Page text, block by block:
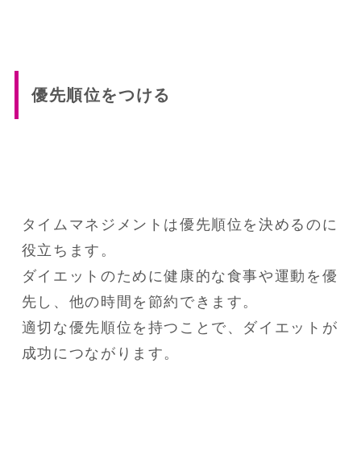
優先順位をつける
タイムマネジメントは優先順位を決めるのに
役立ちます。
ダイエットのために健康的な食事や運動を優
先し、他の時間を節約できます。
適切な優先順位を持つことで、ダイエットが
成功につながります。